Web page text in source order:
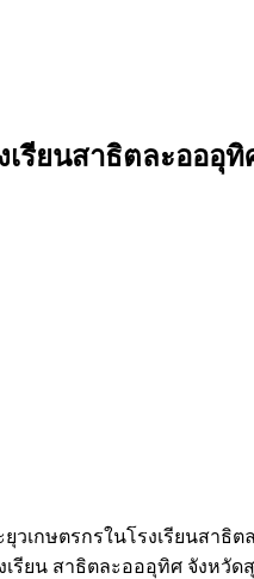
รียนสาธิตละอออุ
เกษตรกรในโรงเรียนสาธิ
รียน สาธิตละอออุทิศ จังหวั